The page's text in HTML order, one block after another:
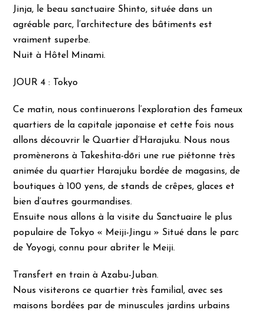
Jinja, le beau sanctuaire Shinto, située dans un
agréable parc, l’architecture des bâtiments est
vraiment superbe.
Nuit à Hôtel Minami.
JOUR 4 : Tokyo
Ce matin, nous continuerons l’exploration des fameux
quartiers de la capitale japonaise et cette fois nous
allons découvrir le Quartier d’Harajuku. Nous nous
promènerons à Takeshita-dōri une rue piétonne très
animée du quartier Harajuku bordée de magasins, de
boutiques à 100 yens, de stands de crêpes, glaces et
bien d’autres gourmandises.
Ensuite nous allons à la visite du Sanctuaire le plus
populaire de Tokyo « Meiji-Jingu » Situé dans le parc
de Yoyogi, connu pour abriter le Meiji.
Transfert en train à Azabu-Juban.
Nous visiterons ce quartier très familial, avec ses
maisons bordées par de minuscules jardins urbains